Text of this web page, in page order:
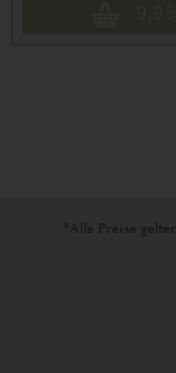
*Alle Preise